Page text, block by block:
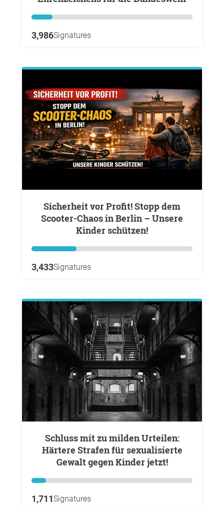
3,986Signatures
Sicherheit vor Profit! Stopp dem
Scooter-Chaos in Berlin – Unsere
Kinder schützen!
3,433Signatures
Schluss mit zu milden Urteilen:
Härtere Strafen für sexualisierte
Gewalt gegen Kinder jetzt!
1,711Signatures